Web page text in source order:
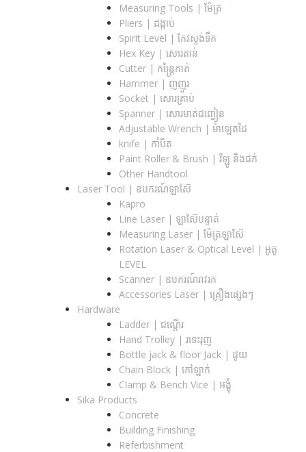
Measuring Tools | ម៉ែត្រ
Pliers | ដង្កាប់
Spirit Level | កែវស្ទង់ទឹក
Hex Key | សោរតាន់
Cutter | កន្រ្តៃកាត់
Hammer | ញញួរ
Socket | សោរគ្រាប់
Spanner |​ សោរមាត់ជញ្ជៀន
Adjustable Wrench |​ ម៉ាឡេតដៃ
knife | កាំបិត
Paint Roller & Brush | រឺឡូ និងជក់
Other Handtool
Laser Tool | ឧបករណ៍ឡាស៊ែ
Kapro
Line Laser | ឡាស៊ែបន្ទាត់
Measuring Laser | ម៉ែត្រឡាស៊ែ
Rotation Laser & Optical Level | អូតូ
LEVEL
Scanner | ឧបករណ៍រាវរក
Accessories Laser | គ្រឿងផ្សេងៗ
Hardware
Ladder | ជណ្តើរ
Hand Trolley | រទេះរុញ
Bottle jack & floor Jack​ | ដូយ
Chain Block | កៅឡាក់
Clamp & Bench Vice | អង្គុំ
Sika Products
Concrete
Building Finishing
Referbishment